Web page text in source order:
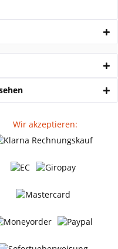
Wir akzeptieren: